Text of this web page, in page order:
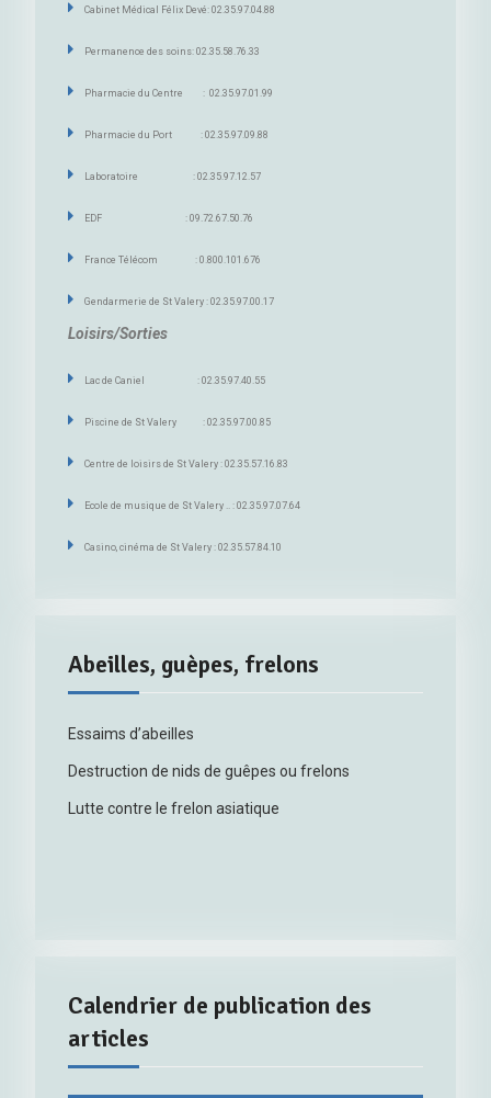
Cabinet Médical Félix Devé: 02.35.97.04.88
Permanence des soins: 02.35.58.76.33
Pharmacie du Centre : 02.35.97.01.99
Pharmacie du Port : 02.35.97.09.88
Laboratoire : 02.35.97.12.57
EDF : 09.72.67.50.76
France Télécom : 0.800.101.676
Gendarmerie de St Valery : 02.35.97.00.17
Loisirs/Sorties
Lac de Caniel : 02.35.97.40.55
Piscine de St Valery : 02.35.97.00.85
Centre de loisirs de St Valery : 02.35.57.16.83
Ecole de musique de St Valery .. : 02.35.97.07.64
Casino, cinéma de St Valery : 02.35.57.84.10
Abeilles, guèpes, frelons
Essaims d’abeilles
Destruction de nids de guêpes ou frelons
Lutte contre le frelon asiatique
Calendrier de publication des
articles